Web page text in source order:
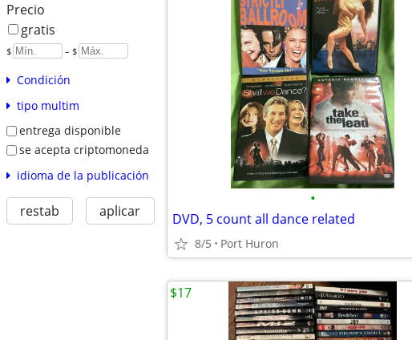
Precio
gratis
$ – $
Condición
tipo multim
entrega disponible
se acepta criptomoneda
idioma de la publicación
restab aplicar
•
DVD, 5 count all dance related
8/5 Port Huron
$17